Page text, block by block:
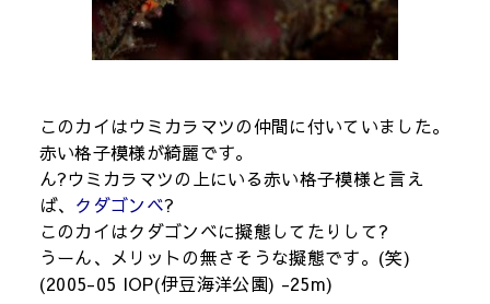
このカイはウミカラマツの仲間に付いていました。
赤い格子模様が綺麗です。
ん?ウミカラマツの上にいる赤い格子模様と言え
ば、 クダゴンベ?
このカイはクダゴンベに擬態してたりして?
うーん、メリットの無さそうな擬態です。(笑)
(2005-05 IOP(伊豆海洋公園) -25m)